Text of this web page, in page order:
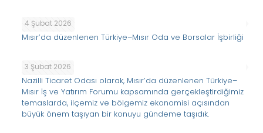
4 Şubat 2026
Mısır’da düzenlenen Türkiye–Mısır Oda ve Borsalar İşbirliği
3 Şubat 2026
Nazilli Ticaret Odası olarak, Mısır’da düzenlenen Türkiye–
Mısır İş ve Yatırım Forumu kapsamında gerçekleştirdiğimiz
temaslarda, ilçemiz ve bölgemiz ekonomisi açısından
büyük önem taşıyan bir konuyu gündeme taşıdık.